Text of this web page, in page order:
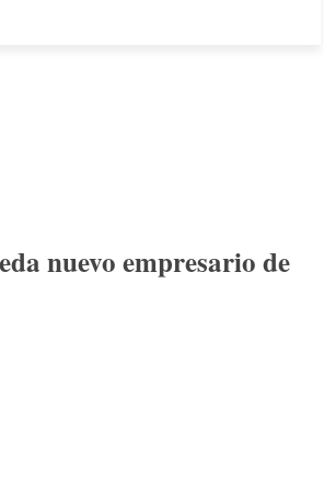
nuevo empresario de